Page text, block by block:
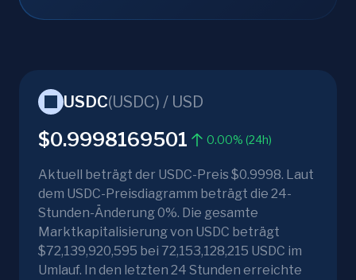
USDC(USDC) / USD
$0.9998169501 0.00% (24h)
Aktuell beträgt der USDC-Preis $0.9998. Laut
dem USDC-Preisdiagramm beträgt die 24-
Stunden-Änderung 0%. Die gesamte
Marktkapitalisierung von USDC beträgt
$72,139,920,595 bei 72,153,128,215 USDC im
Umlauf. In den letzten 24 Stunden erreichte